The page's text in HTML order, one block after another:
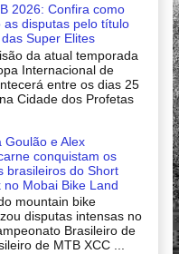
2026: Confira como
as disputas pelo título
Super Elites
da atual temporada
Internacional de
entre os dias 25
Cidade dos Profetas
Goulão e Alex
conquistam os
brasileiros do Short
no Mobai Bike Land
mountain bike
disputas intensas no
Brasileiro de
de MTB XCC ...